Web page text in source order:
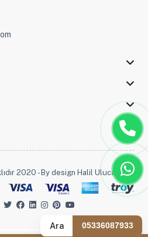
Ara 05336087933
2020 - By design Halil Ulucak